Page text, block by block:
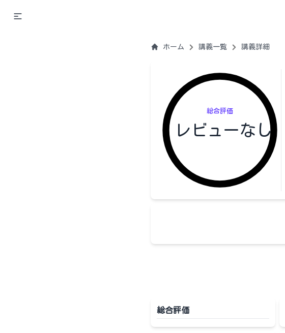
ホーム 講義一覧 講義詳細
総合評価
レビューなし
総合評価